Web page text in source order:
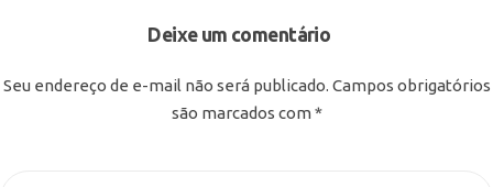
Deixe um comentário
Seu endereço de e-mail não será publicado. Campos obrigatórios
são marcados com*